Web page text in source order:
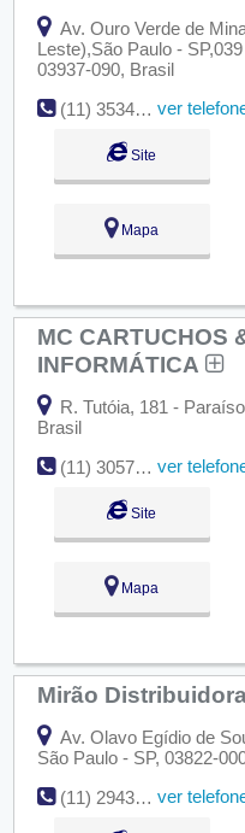
Av. Ouro Verde de
Leste),São Paulo -
03937-090, Brasil
(11) 3534-2551
ver
Site
Mapa
MC CARTUCHOS
INFORMÁTICA
R. Tutóia, 181 -
Brasil
(11) 3057-2701
ver
Site
Mapa
Mirão
Av. Olavo Egídio de
São Paulo - SP, 03822-
(11) 2943-2050
ver